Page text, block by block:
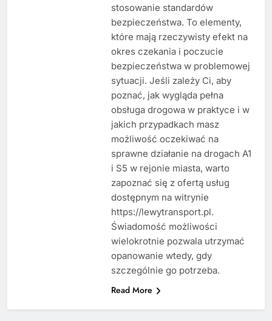
stosowanie standardów
bezpieczeństwa. To elementy,
które mają rzeczywisty efekt na
okres czekania i poczucie
bezpieczeństwa w problemowej
sytuacji. Jeśli zależy Ci, aby
poznać, jak wygląda pełna
obsługa drogowa w praktyce i w
jakich przypadkach masz
możliwość oczekiwać na
sprawne działanie na drogach A1
i S5 w rejonie miasta, warto
zapoznać się z ofertą usług
dostępnym na witrynie
https://lewytransport.pl.
Świadomość możliwości
wielokrotnie pozwala utrzymać
opanowanie wtedy, gdy
szczególnie go potrzeba.
Read More